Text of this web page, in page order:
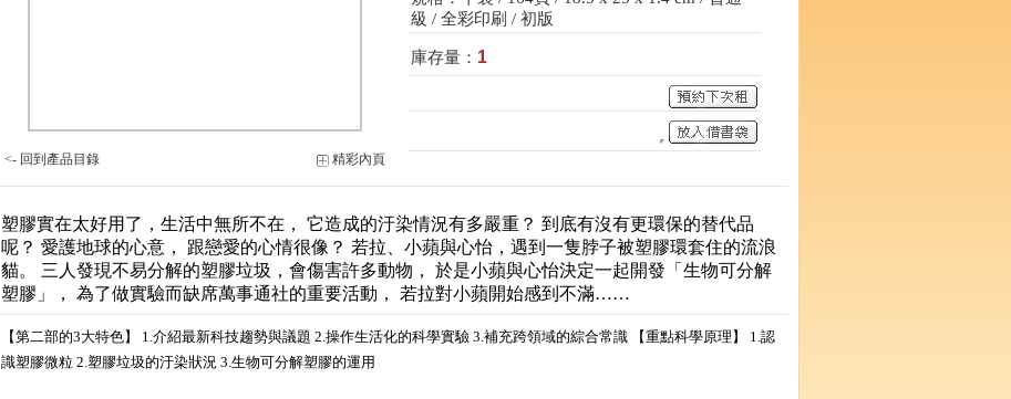
<- 回到產品目錄 精彩內頁
級 / 全彩印刷 / 初版
庫存量： 1
塑膠實在太好用了，生活中無所不在， 它造成的汙染情況有多嚴重？ 到底有沒有更環保的替代品
呢？ 愛護地球的心意， 跟戀愛的心情很像？ 若拉、小蘋與心怡，遇到一隻脖子被塑膠環套住的流浪
貓。 三人發現不易分解的塑膠垃圾，會傷害許多動物， 於是小蘋與心怡決定一起開發「生物可分解
塑膠」， 為了做實驗而缺席萬事通社的重要活動， 若拉對小蘋開始感到不滿……
【第二部的3大特色】 1.介紹最新科技趨勢與議題 2.操作生活化的科學實驗 3.補充跨領域的綜合常識 【重點科學原理】 1.認
識塑膠微粒 2.塑膠垃圾的汙染狀況 3.生物可分解塑膠的運用